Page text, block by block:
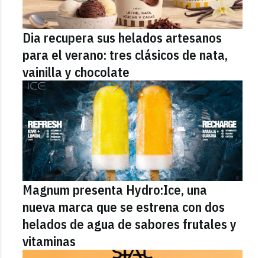
Dia recupera sus helados artesanos
para el verano: tres clásicos de nata,
vainilla y chocolate
Magnum presenta Hydro:Ice, una
nueva marca que se estrena con dos
helados de agua de sabores frutales y
vitaminas